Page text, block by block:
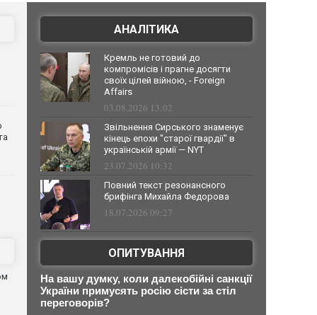
АНАЛІТИКА
Кремль не готовий до
компромісів і прагне досягти
своїх цілей війною, - Foreign
Affairs
03.08.2026 13:02
Звільнення Сирського знаменує
кінець епохи "старої гвардії" в
українській армії — NYT
23.07.2026 10:32
Повний текст резонансного
брифінга Михайла Федорова
18.07.2026 09:27
ОПИТУВАННЯ
На вашу думку, коли далекобійні санкції
України примусять росію сісти за стіл
переговорів?